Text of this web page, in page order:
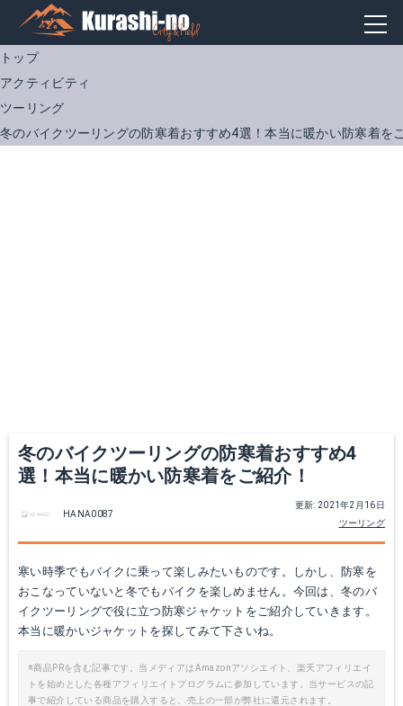
トップ
アクティビティ
ツーリング
冬のバイクツーリングの防寒着おすすめ4選！本当に暖かい防寒着を
冬のバイクツーリングの防寒着おすすめ4
選！本当に暖かい防寒着をご紹介！
更新: 2021年2月16日
ツーリング
HANA0087
寒い時季でもバイクに乗って楽しみたいものです。しかし、防寒を
おこなっていないと冬でもバイクを楽しめません。今回は、冬のバ
イクツーリングで役に立つ防寒ジャケットをご紹介していきます。
本当に暖かいジャケットを探してみて下さいね。
※商品PRを含む記事です。当メディアはAmazonアソシエイト、楽天アフィリエイ
トを始めとした各種アフィリエイトプログラムに参加しています。当サービスの記
事で紹介している商品を購入すると、売上の一部が弊社に還元されます。